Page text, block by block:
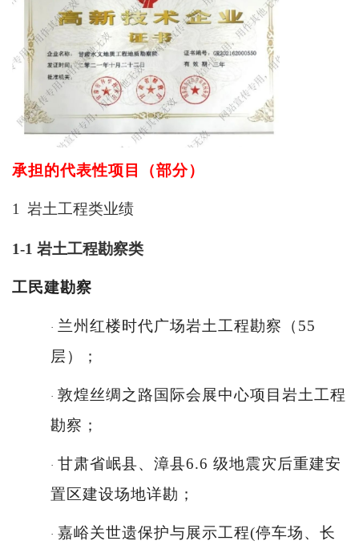
承担的代表性项目（部分）
1 岩土工程类业绩
1-1 岩土工程勘察类
工民建勘察
· 兰州红楼时代广场岩土工程勘察（ 55
层）；
· 敦煌丝绸之路国际会展中心项目岩土工程
勘察；
· 甘肃省岷县、漳县6.6 级地震灾后重建安
置区建设场地详勘；
· 嘉峪关世遗保护与展示工程(停车场、长